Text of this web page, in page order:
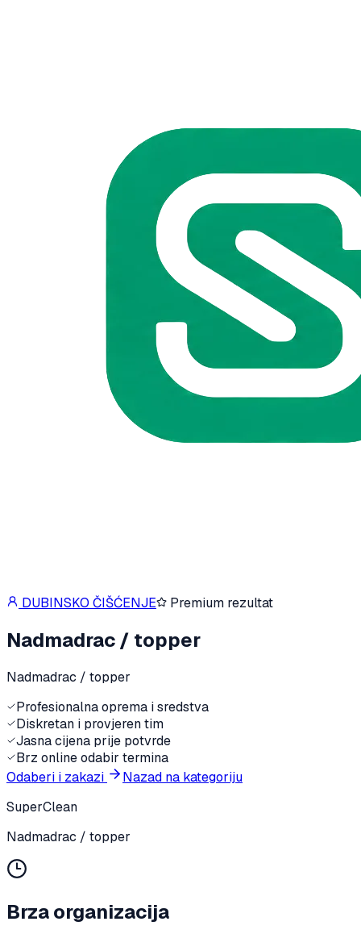
DUBINSKO ČIŠĆENJE Premium rezultat
Nadmadrac / topper
Nadmadrac / topper
Profesionalna oprema i sredstva
Diskretan i provjeren tim
Jasna cijena prije potvrde
Brz online odabir termina
Odaberi i zakazi
Nazad na kategoriju
SuperClean
Nadmadrac / topper
Brza organizacija